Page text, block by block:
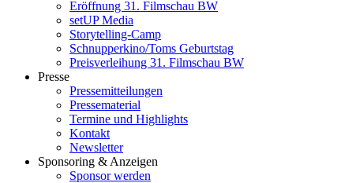
Eröffnung 31. Filmschau BW
setUP Media
Storytelling-Camp
Schnupperkino/Toms Geburtstag
Preisverleihung 31. Filmschau BW
Presse
Pressemitteilungen
Pressematerial
Termine und Highlights
Kontakt
Newsletter
Sponsoring & Anzeigen
Sponsor werden